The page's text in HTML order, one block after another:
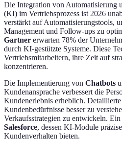
Die Integration von Automatisierung
(KI) im Vertriebsprozess ist 2026
verstärkt auf Automatisierungstools,
Management und Follow-ups zu
Gartner erwarten 78% der
durch KI-gestützte Systeme. Diese
Vertriebsmitarbeitern, ihre Zeit auf
konzentrieren.
Die Implementierung von Chatbots
Kundenansprache verbessert die
Kundenerlebnis erheblich.
Kundenbedürfnisse besser zu
Verkaufsstrategien zu entwickeln.
Salesforce, dessen KI-Module
Kundenverhalten bieten.